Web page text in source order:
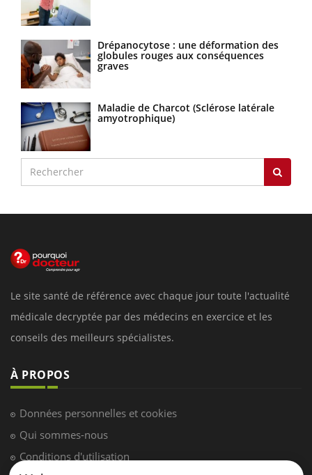
Drépanocytose : une déformation des
globules rouges aux conséquences
graves
Maladie de Charcot (Sclérose latérale
amyotrophique)
Le site santé de référence avec chaque jour toute l'actualité
médicale decryptée par des médecins en exercice et les
conseils des meilleurs spécialistes.
À PROPOS
Données personnelles et cookies
Qui sommes-nous
Conditions d'utilisation